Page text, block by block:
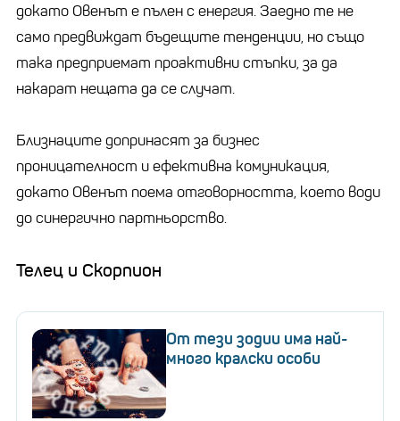
докато Овенът е пълен с енергия. Заедно те не
само предвиждат бъдещите тенденции, но също
така предприемат проактивни стъпки, за да
накарат нещата да се случат.
Близнаците допринасят за бизнес
проницателност и ефективна комуникация,
докато Овенът поема отговорността, което води
до синергично партньорство.
Телец и Скорпион
От тези зодии има най-
много кралски особи